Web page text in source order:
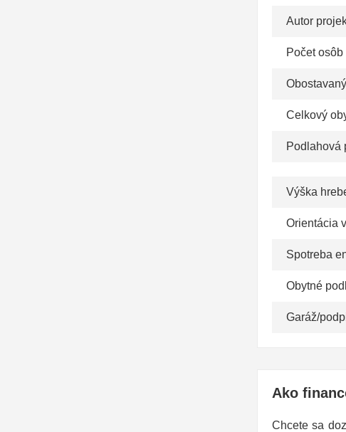
Autor
Počet osôb
Celkový
Podlahová
Výška
Orientácia
Spotreba
Obytné
Garáž/
Ako
Chcete sa